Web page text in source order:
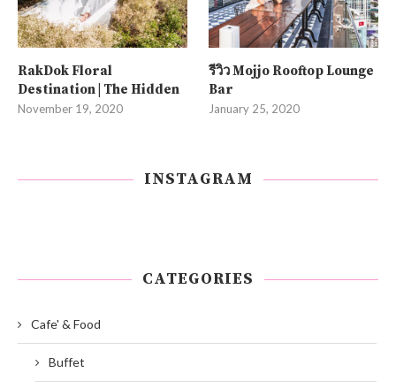
RakDok Floral
Destination | The Hidden
November 19, 2020
รีวิว Mojjo Rooftop Lounge
Bar
January 25, 2020
INSTAGRAM
CATEGORIES
Cafe' & Food
Buffet